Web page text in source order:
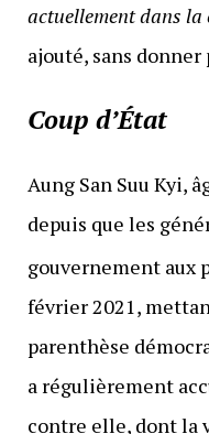
actuellement dans
ajouté, sans
Coup d’État
Aung San Suu Kyi,
depuis que les
gouvernement aux
février 2021,
parenthèse
a régulièrement
contre elle, dont la